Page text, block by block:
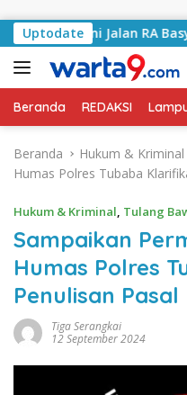
UptodateJalan RA Basyid,
Beranda REDAKSI
Beranda Hukum & Kriminal
Humas Polres Tubaba
Hukum & Kriminal, Tulang
Sampaikan
Humas Polres
Penulisan Pasal
Tiga Serangkai
12 September 2024